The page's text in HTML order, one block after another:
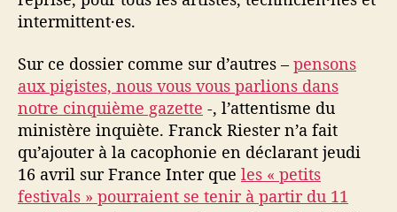
intermittent·es.
Sur ce dossier comme sur d’autres – pensons
aux pigistes, nous vous vous parlions dans
notre cinquième gazette -, l’attentisme du
ministère inquiète. Franck Riester n’a fait
qu’ajouter à la cacophonie en déclarant jeudi
16 avril sur France Inter que les « petits
festivals » pourraient se tenir à partir du 11